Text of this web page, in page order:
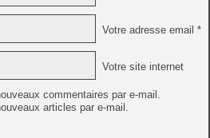
Votre adresse email *
Votre site internet
commentaires par e-mail.
articles par e-mail.